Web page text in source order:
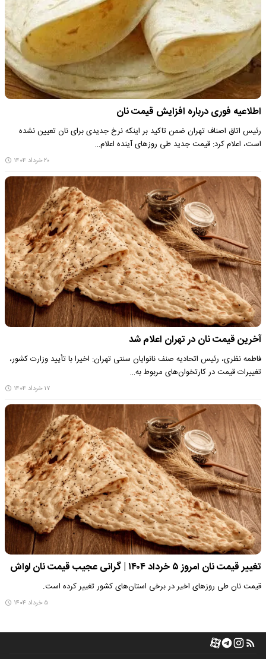
اطلاعیه فوری درباره افزایش قیمت نان
رئیس اتاق اصناف تهران ضمن تاکید بر اینکه نرخ جدیدی برای نان تعیین نشده
است، اعلام کرد: قیمت جدید طی روزهای آینده اعلام…
۲۰ خرداد ۱۴۰۴
آخرین قیمت نان در تهران اعلام شد
فاطمه نظری، رئیس اتحادیه صنف نانوایان سنتی تهران: اخیرا با تأیید وزارت کشور،
تغییرات قیمت در کارتخوان‌های مربوط به…
۱۷ خرداد ۱۴۰۴
تغییر قیمت نان امروز ۵ خرداد ۱۴۰۴ | گرانی عجیب قیمت نان لواش
قیمت نان طی روزهای اخیر در برخی استان‌های کشور تغییر کرده است.
۵ خرداد ۱۴۰۴